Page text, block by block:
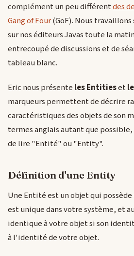
complément un peu différentdes
Gang of Four(GoF). Nous
sur nos éditeurs Javas toute la
entrecoupé de discussions et de
tableau blanc.
Eric nous présente les Entitieset
marqueurs permettent de décrire
caractéristiques des objets de son
termes anglais autant que possible,
de lire "Entité" ou "Entity".
Définition d'une Entity
Une Entité est un objet qui
est unique dans votre système, et
identique à votre objet si son
à l'identité de votre objet.